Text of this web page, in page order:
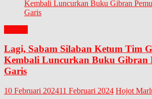
Lagi, Sabam Silaban Ketum Tim
Kembali Luncurkan Buku Gibran
Garis
10 Februari 202411 Februari 2024 Hojot